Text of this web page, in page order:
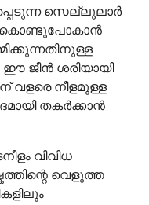
സെല്ലുലാർ
കൊണ്ടുപോകാൻ
ജീൻ ശരിയായി
വളരെ നീളമുള്ള
തകർക്കാൻ
വിവിധ
വെളുത്ത